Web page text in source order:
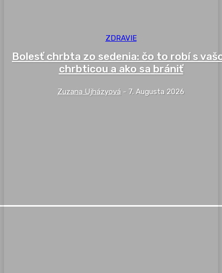
ZDRAVIE
Bolesť chrbta zo sedenia: čo to robí s
chrbticou a ako sa brániť
Zuzana Ujházyová - 7. Augusta 2026